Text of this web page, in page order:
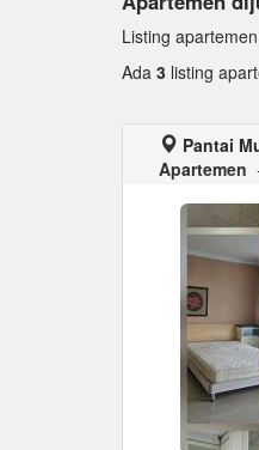
Listing
Ada 3 listing
Pantai
Apartemen